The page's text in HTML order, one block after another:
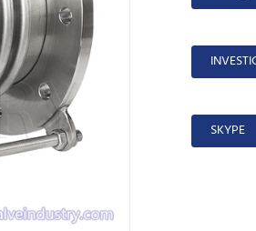
SKYPE